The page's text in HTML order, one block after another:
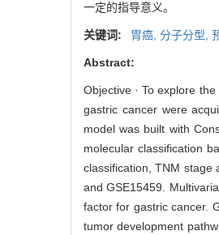
一定的指导意义。
关键词: 胃癌, 分子分型,
Abstract:
Objective · To explore
gastric cancer were
model was built with
molecular classification
classification, TNM stage
and GSE15459.
factor for gastric cancer.
tumor development